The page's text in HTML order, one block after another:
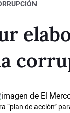
“plan de acción”